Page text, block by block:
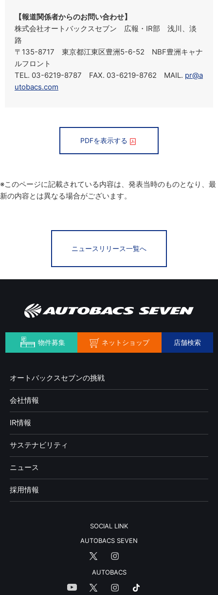
【報道関係者からのお問い合わせ】
株式会社オートバックスセブン 広報・IR部 浅川、淡
路
〒135-8717 東京都江東区豊洲5-6-52 NBF豊洲キャナ
ルフロント
TEL. 03-6219-8787 FAX. 03-6219-8762 MAIL. pr@a
utobacs.com
PDFを表示する
※このページに記載されている内容は、発表当時のものとなり、最
新の内容とは異なる場合がございます。
ニュースリリース一覧へ
物件募集 ネットショップ 店舗検索
オートバックスセブンの挑戦
会社情報
IR情報
サステナビリティ
ニュース
採用情報
SOCIAL LINK
AUTOBACS SEVEN
AUTOBACS